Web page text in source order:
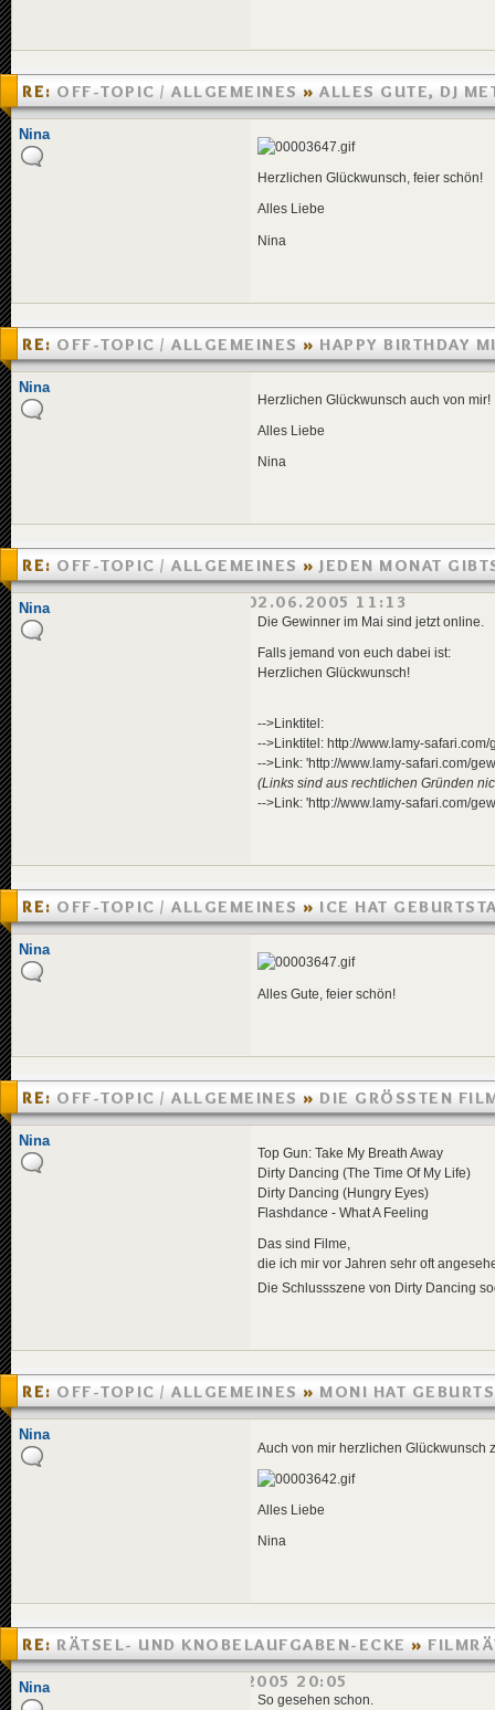
RE: OFF-TOPIC / ALLGEMEINES » ALLES GUTE, DJ
»16.06.2005 08:48
Nina
Herzlichen Glückwunsch, feier schön!
Alles Liebe
Nina
RE: OFF-TOPIC / ALLGEMEINES » HAPPY BIRTHDAY
»05.06.2005 18:55
Nina
Herzlichen Glückwunsch auch von mir!
Alles Liebe
Nina
RE: OFF-TOPIC / ALLGEMEINES » JEDEN MONAT
PLAYER ZU GEWINNEN
02.06.2005 11:13
Nina
Die Gewinner im Mai sind jetzt online.
Falls jemand von euch dabei ist:
Herzlichen Glückwunsch!
-->Linktitel:
-->Linktitel: http://www.lamy-
-->Link: 'http://www.lamy-safari.com/
(Links sind aus rechtlichen Gründen
-->Link: 'http://www.lamy-safari.com/
RE: OFF-TOPIC / ALLGEMEINES » ICE HAT
»22.05.2005 12:14
Nina
Alles Gute, feier schön!
RE: OFF-TOPIC / ALLGEMEINES » DIE GRÖSSTEN FILM
»07.05.2005 01:25
Nina
Top Gun: Take My Breath Away
Dirty Dancing (The Time Of My Life)
Dirty Dancing (Hungry Eyes)
Flashdance - What A Feeling
Das sind Filme,
die ich mir vor Jahren sehr oft
Die Schlussszene von Dirty Dancing
RE: OFF-TOPIC / ALLGEMEINES » MONI HAT
»05.05.2005 01:19
Nina
Auch von mir herzlichen Glückwunsch
Alles Liebe
Nina
RE: RÄTSEL- UND KNOBELAUFGABEN-ECKE »
PARTYSCHRECK
25.04.2005 20:05
Nina
So gesehen schon.